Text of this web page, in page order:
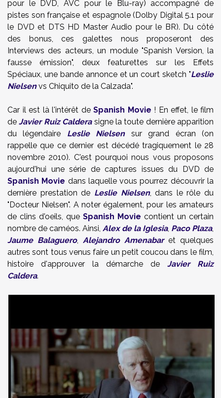
pour le DVD, AVC pour le Blu-ray) accompagné de
pistes son française et espagnole (Dolby Digital 5.1 pour
le DVD et DTS HD Master Audio pour le BR). Du côté
des bonus, ces galettes nous proposeront des
Interviews des acteurs, un module "Spanish Version, la
fausse émission", deux featurettes sur les Effets
Spéciaux, une bande annonce et un court sketch "Leslie
Nielsenvs Chiquito de la Calzada".
Car il est là l'intérêt de Spanish Movie ! En effet, le film
deJavier Ruiz Calderasigne la toute dernière apparition
du légendaire Leslie Nielsensur grand écran (on
rappelle que ce dernier est décédé tragiquement le 28
novembre 2010). C'est pourquoi nous vous proposons
aujourd'hui une série de captures issues du DVD de
Spanish Movie dans laquelle vous pourrez découvrir la
dernière prestation de Leslie Nielsen, dans le rôle du
"Docteur Nielsen". A noter également, pour les amateurs
de clins d'oeils, que Spanish Movie contient un certain
nombre de caméos. Ainsi,Alex de la Iglesia, Paco Plaza,
Jaume Balaguero, Alejandro Amenabaret quelques
autres sont tous venus faire un petit coucou dans le film,
histoire d'approuver la démarche de Javier Ruiz
Caldera.